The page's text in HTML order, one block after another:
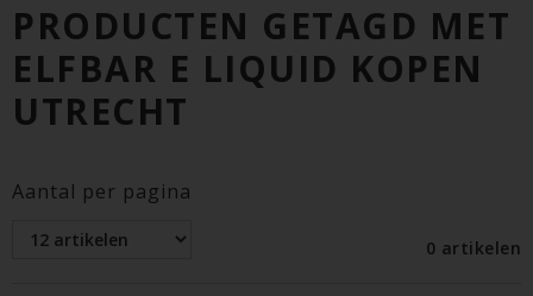
PRODUCTEN GETAGD MET
ELFBAR E LIQUID KOPEN
UTRECHT
Aantal per pagina
0 artikelen